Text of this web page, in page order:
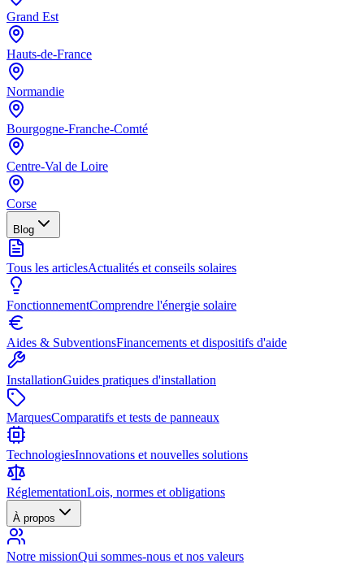
Grand Est
Hauts-de-France
Normandie
Bourgogne-Franche-Comté
Centre-Val de Loire
Corse
Blog
Tous les articlesActualités et conseils solaires
FonctionnementComprendre l'énergie solaire
Aides & SubventionsFinancements et dispositifs d'aide
InstallationGuides pratiques d'installation
MarquesComparatifs et tests de panneaux
TechnologiesInnovations et nouvelles solutions
RéglementationLois, normes et obligations
À propos
Notre missionQui sommes-nous et nos valeurs